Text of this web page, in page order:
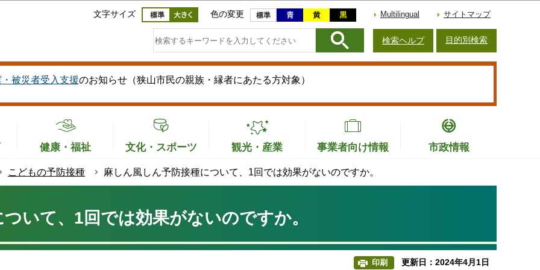
このページの本文へ移動
文字サイズ 色の変更 Multilingual サイトマップ
検索ヘルプ 目的別検索
被災者受入支援のお知らせ（狭山市民の親族・縁者にあたる方対象）
健康・福祉 文化・スポーツ 観光・産業 事業者向け情報 市政情報
こどもの予防接種 麻しん風しん予防接種について、1回では効果がないのですか。
いて、1回では効果がないのですか。
印刷 更新日：2024年4月1日